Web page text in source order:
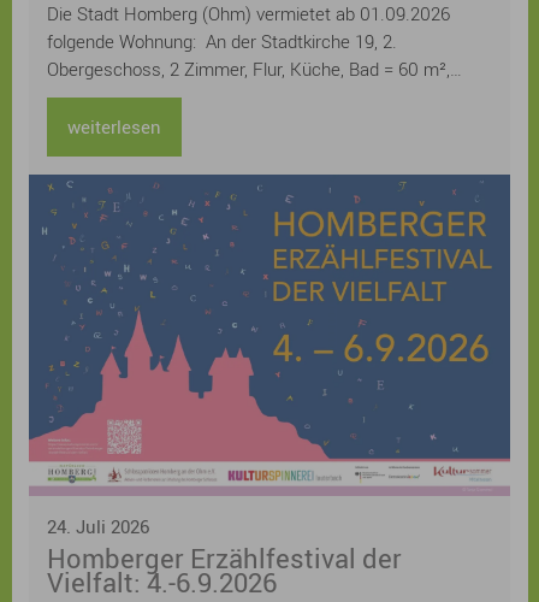
Die Stadt Homberg (Ohm) vermietet ab 01.09.2026
folgende Wohnung: An der Stadtkirche 19, 2.
Obergeschoss, 2 Zimmer, Flur, Küche, Bad = 60 m²,
weiterlesen
24. Juli 2026
Homberger Erzählfestival der
Vielfalt: 4.-6.9.2026